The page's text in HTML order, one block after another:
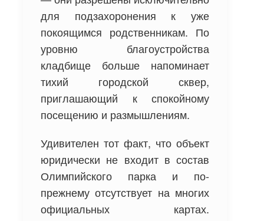
для подзахоронения к уже
покоящимся родственникам. По
уровню благоустройства
кладбище больше напоминает
тихий городской сквер,
приглашающий к спокойному
посещению и размышлениям.
Удивителен тот факт, что объект
юридически не входит в состав
Олимпийского парка и по-
прежнему отсутствует на многих
официальных картах.